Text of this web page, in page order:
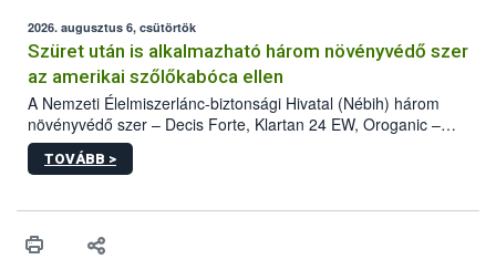
az intenzív felderítést, emellett az intézkedéseket a szlovák
hatósággal is összehangolják a terjedés megállítása érdekében.
2026. augusztus 6, csütörtök
Szüret után is alkalmazható három növényvédő szer
az amerikai szőlőkabóca ellen
A Nemzeti Élelmiszerlánc-biztonsági Hivatal (Nébih) három
növényvédő szer – Decis Forte, Klartan 24 EW, Oroganic –
engedélyokiratát módosította, így azok a szüretet követően,
egészen a vesszőérettség (BBCH 91) stádiumáig
érésű szőlőkben is legyen lehetőség a károsító elleni további
felhasználók számára is elérhető és ökológiai termesztésben is
TOVÁBB >